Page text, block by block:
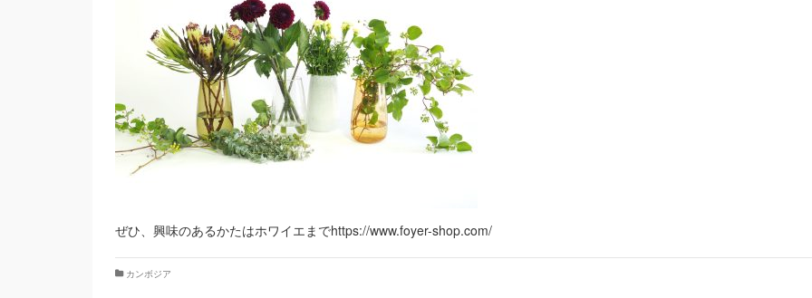
ぜひ、興味のあるかたはホワイエまでhttps://www.foyer-shop.com/
カンボジア